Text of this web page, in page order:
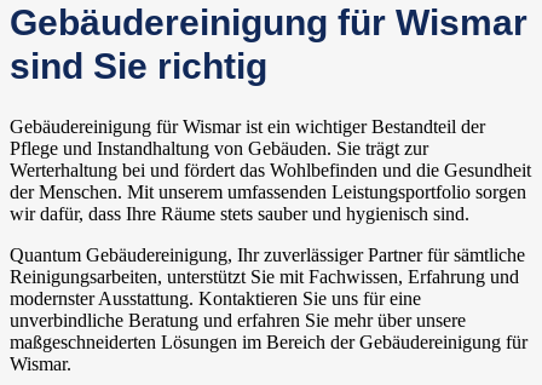
Gebäudereinigung für Wismar
sind Sie richtig
Gebäudereinigung für Wismar ist ein wichtiger Bestandteil der
Pflege und Instandhaltung von Gebäuden. Sie trägt zur
Werterhaltung bei und fördert das Wohlbefinden und die Gesundheit
der Menschen. Mit unserem umfassenden Leistungsportfolio sorgen
wir dafür, dass Ihre Räume stets sauber und hygienisch sind.
Quantum Gebäudereinigung, Ihr zuverlässiger Partner für sämtliche
Reinigungsarbeiten, unterstützt Sie mit Fachwissen, Erfahrung und
modernster Ausstattung. Kontaktieren Sie uns für eine
unverbindliche Beratung und erfahren Sie mehr über unsere
maßgeschneiderten Lösungen im Bereich der Gebäudereinigung für
Wismar.